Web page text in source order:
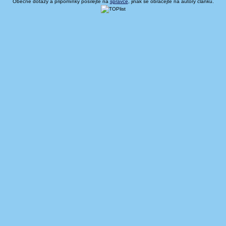
Obecné dotazy a připomínky posílejte na spravce , jinak se obracejte na autory článků.